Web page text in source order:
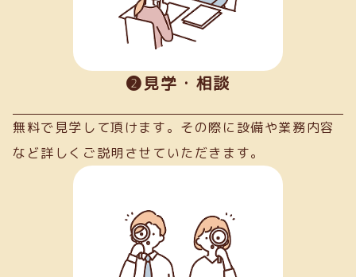
➋見学・相談
無料で見学して頂けます。その際に設備や業務内容
など詳しくご説明させていただきます。